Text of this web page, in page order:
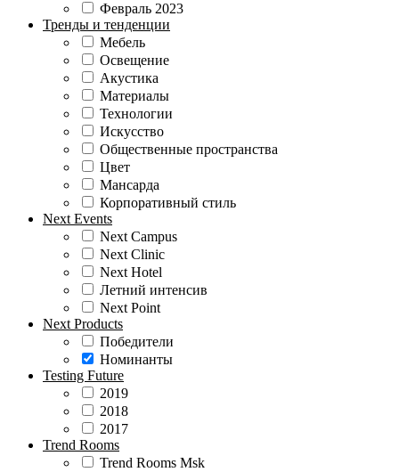
Февраль 2023
Тренды и тенденции
Мебель
Освещение
Акустика
Материалы
Технологии
Искусство
Общественные пространства
Цвет
Мансарда
Корпоративный стиль
Next Events
Next Campus
Next Clinic
Next Hotel
Летний интенсив
Next Point
Next Products
Победители
Номинанты
Testing Future
2019
2018
2017
Trend Rooms
Trend Rooms Msk